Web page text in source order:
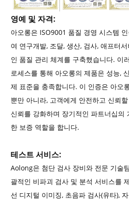
영예 및 자격:
아오롱은 ISO9001 품질 경영 시스템
여 연구개발, 조달, 생산, 검사, 애프터
인 품질 관리 체계를 구축했습니다. 이
로세스를 통해 아오롱의 제품은 성능,
제 표준을 충족합니다. 이 인증은 아오
뿐만 아니라, 고객에게 안전하고 신뢰
신뢰를 강화하며 장기적인 파트너십의
한 보증 역할을 합니다.
테스트 서비스:
Aolong은 첨단 검사 장비와 전문 기술
괄적인 비파괴 검사 및 분석 서비스를
선 디지털 이미징, 초음파 검사(유타),